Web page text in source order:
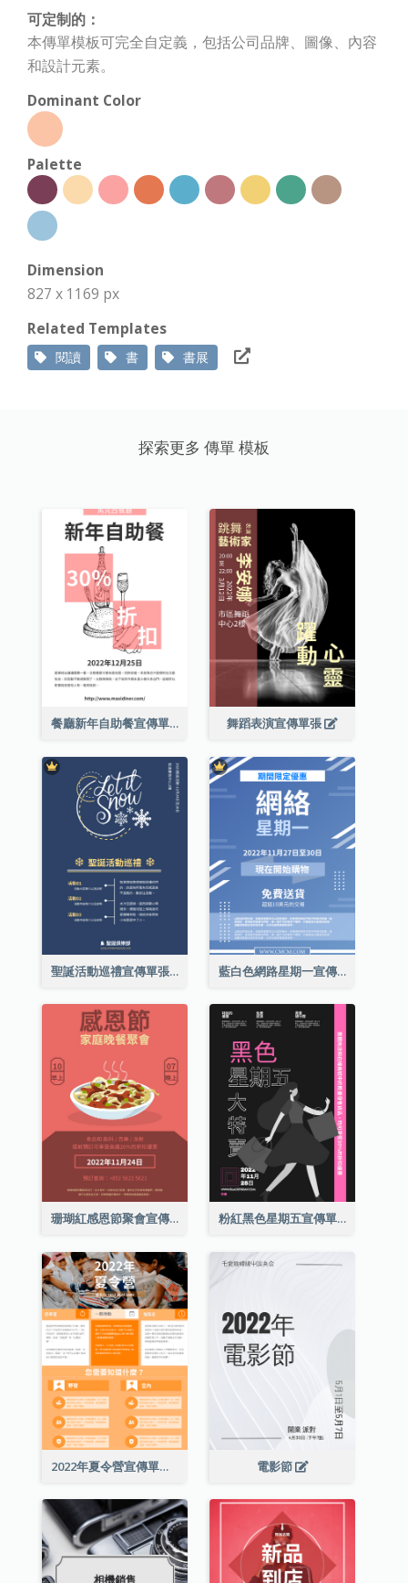
可定制的：
本傳單模板可完全自定義，包括公司品牌、圖像、內容
和設計元素。
Dominant Color
Palette
Dimension
827 x 1169 px
Related Templates
閱讀 書 書展
探索更多 傳單 模板
餐廳新年自助餐宣傳單張 舞蹈表演宣傳單張
聖誕活動巡禮宣傳單張(附介紹) 藍白色網路星期一宣傳單張
珊瑚紅感恩節聚會宣傳單張 粉紅黑色星期五宣傳單張
2022年夏令營宣傳單張 電影節